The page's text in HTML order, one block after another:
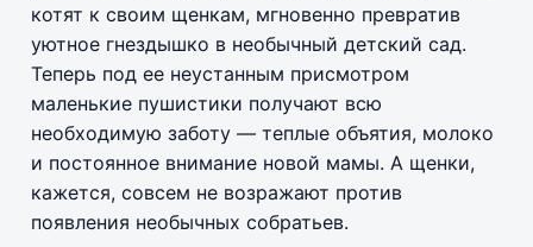
котят к своим щенкам, мгновенно превратив
уютное гнездышко в необычный детский сад.
Теперь под ее неустанным присмотром
маленькие пушистики получают всю
необходимую заботу — теплые объятия, молоко
и постоянное внимание новой мамы. А щенки,
кажется, совсем не возражают против
появления необычных собратьев.